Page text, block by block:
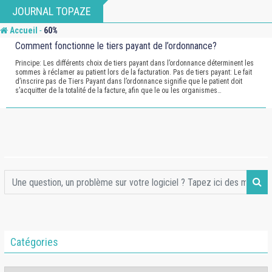
to
content
JOURNAL TOPAZE
Accueil - 60%
Comment fonctionne le tiers payant de l’ordonnance?
Principe: Les différents choix de tiers payant dans l’ordonnance déterminent les
sommes à réclamer au patient lors de la facturation. Pas de tiers payant: Le fait
d’inscrire pas de Tiers Payant dans l’ordonnance signifie que le patient doit
s’acquitter de la totalité de la facture, afin que le ou les organismes…
Catégories